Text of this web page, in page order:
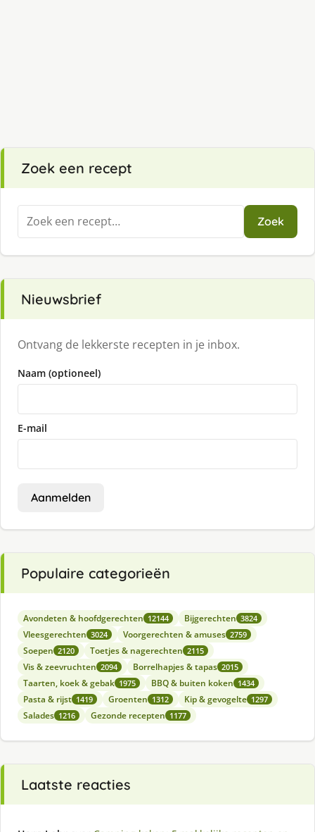
Zoek een recept
Zoeken
naar:
Zoek
Nieuwsbrief
Ontvang de lekkerste recepten in je inbox.
Naam (optioneel)
E-mail
Aanmelden
Populaire categorieën
Avondeten & hoofdgerechten 12144 Bijgerechten 3824
Vleesgerechten 3024 Voorgerechten & amuses 2759
Soepen 2120 Toetjes & nagerechten 2115
Vis & zeevruchten 2094 Borrelhapjes & tapas 2015
Taarten, koek & gebak 1975 BBQ & buiten koken 1434
Pasta & rijst 1419 Groenten 1312 Kip & gevogelte 1297
Salades 1216 Gezonde recepten 1177
Laatste reacties